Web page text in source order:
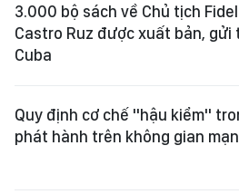
3.000 bộ sách về Chủ tịch Fidel
Castro Ruz được xuất bản, gửi
Cuba
Quy định cơ chế "hậu kiểm"
phát hành trên không gian